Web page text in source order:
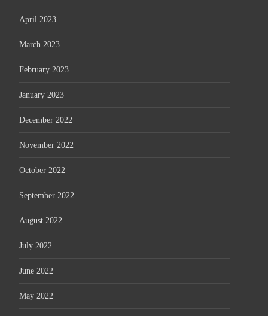
April 2023
March 2023
February 2023
January 2023
December 2022
November 2022
October 2022
September 2022
August 2022
July 2022
June 2022
May 2022